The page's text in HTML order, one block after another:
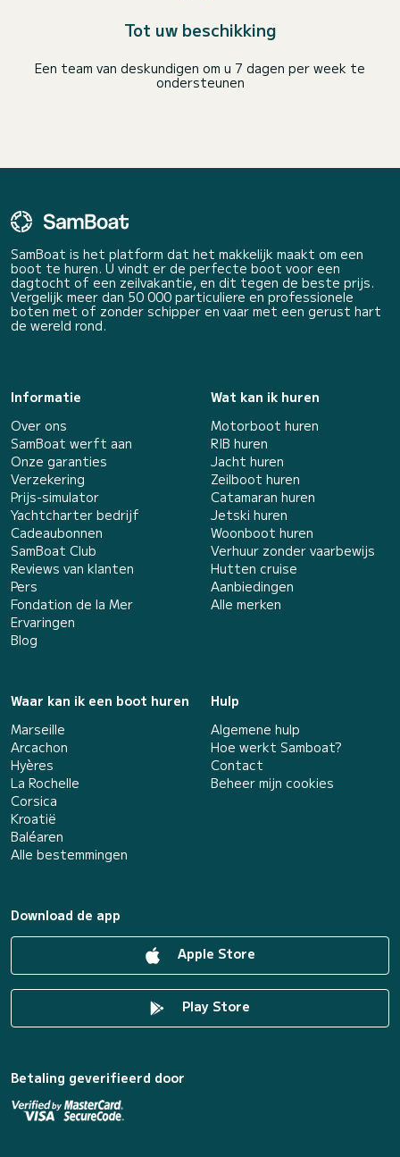
Tot uw beschikking
Een team van deskundigen om u 7 dagen per week te
ondersteunen
SamBoat is het platform dat het makkelijk maakt om een
boot te huren. U vindt er de perfecte boot voor een
dagtocht of een zeilvakantie, en dit tegen de beste prijs.
Vergelijk meer dan 50 000 particuliere en professionele
boten met of zonder schipper en vaar met een gerust hart
de wereld rond.
Informatie
Over ons
SamBoat werft aan
Onze garanties
Verzekering
Prijs-simulator
Yachtcharter bedrijf
Cadeaubonnen
SamBoat Club
Reviews van klanten
Pers
Fondation de la Mer
Ervaringen
Blog
Wat kan ik huren
Motorboot huren
RIB huren
Jacht huren
Zeilboot huren
Catamaran huren
Jetski huren
Woonboot huren
Verhuur zonder vaarbewijs
Hutten cruise
Aanbiedingen
Alle merken
Waar kan ik een boot huren
Marseille
Arcachon
Hyères
La Rochelle
Corsica
Kroatië
Baléaren
Alle bestemmingen
Hulp
Algemene hulp
Hoe werkt Samboat?
Contact
Beheer mijn cookies
Download de app
Apple Store
Play Store
Betaling geverifieerd door